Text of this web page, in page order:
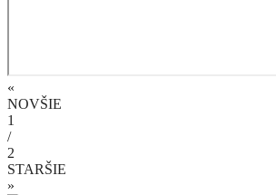
«
NOVŠIE
1
/
2
STARŠIE
»